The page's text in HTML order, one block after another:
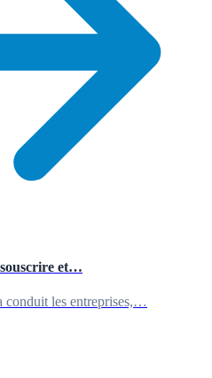
et…
conduit les entreprises,…